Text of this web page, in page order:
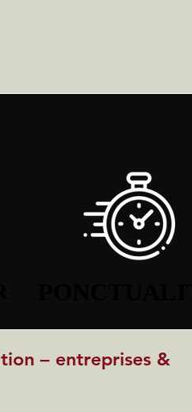
– entreprises &